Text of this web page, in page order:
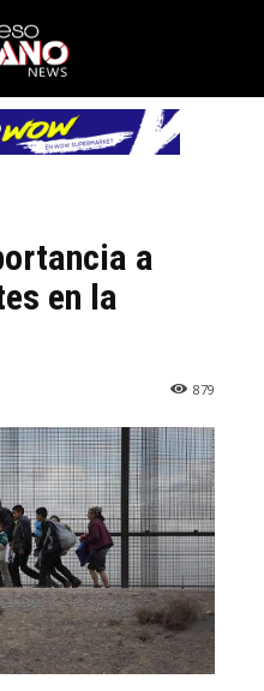
a
en la
879